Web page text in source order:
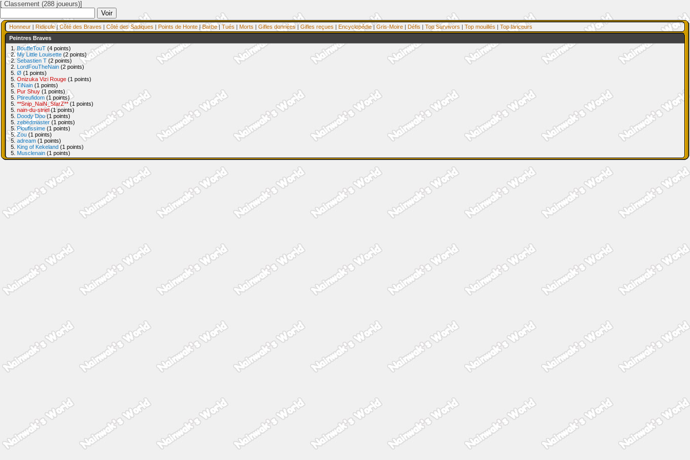
[ Classement (288 joueurs)]
Honneur | Ridicule|Côté des Braves | Côté des Sadiques | Points de Honte |Barbe| Tués | Morts | Gifles données | Gifles reçues | Encyclopédie| Gris-Moire | Défis | Top Survivors | Top mouillés | Top lanceurs
Peintres Braves
1. BouffeTouT (4 points)
2.My Little Louisette (2 points)
2.Sebastien T (2 points)
2. LordFouTheNain (2 points)
5. Ø (1 points)
5. Onizuka Vizi Rouge (1 points)
5. TiNain (1 points)
5. Pur Shuy (1 points)
5. Ptireufidom (1 points)
5. **Snip_NaiN_StarZ** (1 points)
5. nain-du-striel(1 points)
5. Doody Doo(1 points)
5. zebedmaster (1 points)
5.Ploufissime (1 points)
5.Zou (1 points)
5. adream (1 points)
5. King of Kekeland (1 points)
5. Musclenain (1 points)